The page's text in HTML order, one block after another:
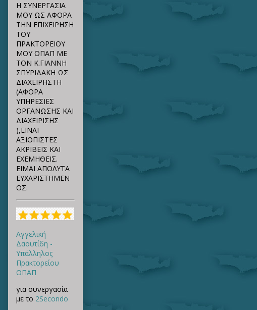
Η ΣΥΝΕΡΓΑΣΙΑ
ΜΟΥ ΩΣ ΑΦΟΡΑ
ΤΗΝ ΕΠΙΧΕΙΡΗΣΗ
ΤΟΥ
ΠΡΑΚΤΟΡΕΙΟΥ
ΜΟΥ ΟΠΑΠ ΜΕ
ΤΟΝ Κ.ΓΙΑΝΝΗ
ΣΠΥΡΙΔΑΚΗ ΩΣ
ΔΙΑΧΕΙΡΗΣΤΗ
(ΑΦΟΡΑ
ΥΠΗΡΕΣΙΕΣ
ΟΡΓΑΝΩΣΗΣ ΚΑΙ
ΔΙΑΧΕΙΡΙΣΗΣ
),ΕΙΝΑΙ
ΑΞΙΟΠΙΣΤΕΣ
ΑΚΡΙΒΕΙΣ ΚΑΙ
ΕΧΕΜΗΘΕΙΣ.
ΕΙΜΑΙ ΑΠΟΛΥΤΑ
ΕΥΧΑΡΙΣΤΗΜΕΝ
ΟΣ.
Αγγελική
Δαουτίδη -
Υπάλληλος
Πρακτορείου
ΟΠΑΠ
για συνεργασία
με το 2Secondo